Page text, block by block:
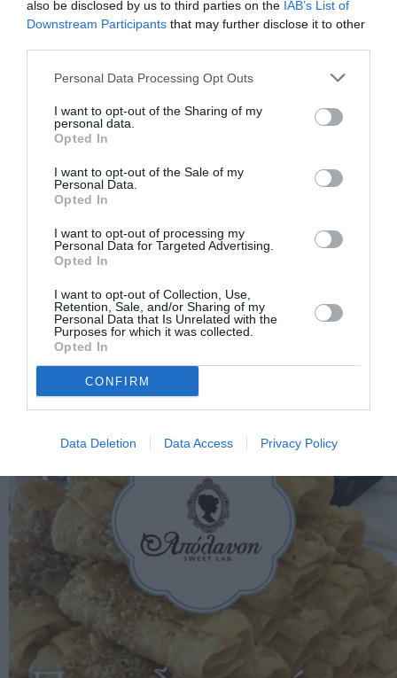
also be disclosed by us to third parties on the IAB’s List of
Downstream Participants that may further disclose it to other
Personal Data Processing Opt Outs
I want to opt-out of the Sharing of my
personal data.
Opted In
I want to opt-out of the Sale of my
Personal Data.
Opted In
I want to opt-out of processing my
Personal Data for Targeted Advertising.
Opted In
I want to opt-out of Collection, Use,
Retention, Sale, and/or Sharing of my
Personal Data that Is Unrelated with the
Purposes for which it was collected.
Opted In
CONFIRM
Data Deletion Data Access Privacy Policy